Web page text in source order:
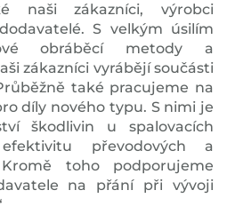
naši zákazníci, výrobci
S velkým úsilím
obráběcí metody a
zákazníci vyrábějí součásti
také pracujeme na
díly nového typu. S nimi je
škodlivin u spalovacích
převodových a
toho podporujeme
na přání při vývoji